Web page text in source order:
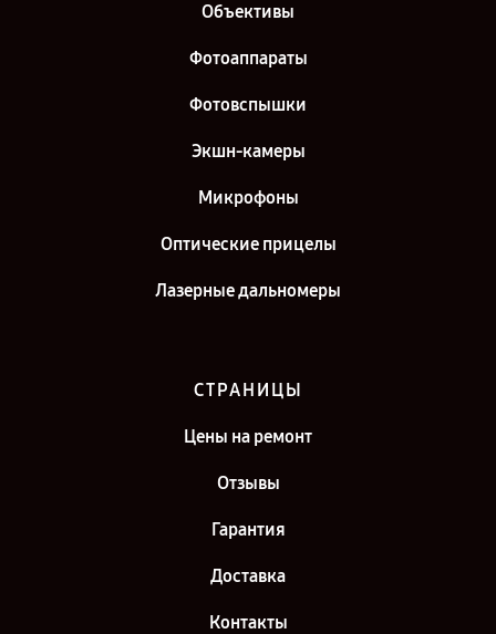
Объективы
Фотоаппараты
Фотовспышки
Экшн-камеры
Микрофоны
Оптические прицелы
Лазерные дальномеры
СТРАНИЦЫ
Цены на ремонт
Отзывы
Гарантия
Доставка
Контакты